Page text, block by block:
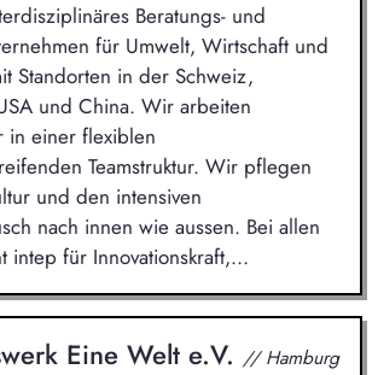
Beratungs- und
für Umwelt, Wirtschaft und
Standorten in der Schweiz,
und China. Wir arbeiten
in einer flexiblen
Teamstruktur. Wir pflegen
und den intensiven
nach innen wie aussen. Bei allen
intep für Innovationskraft,...
Eine Welt e.V. // Hamburg